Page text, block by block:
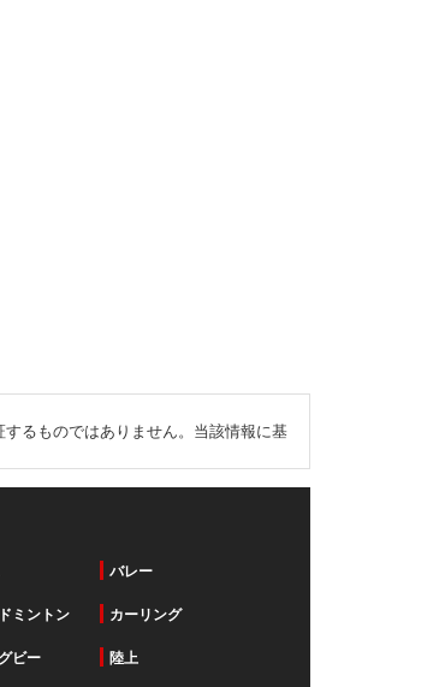
るものではありません。当該情報に基
バレー
ミントン カーリング
ビー 陸上